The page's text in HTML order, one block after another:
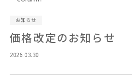
お知らせ
価格改定のお知らせ
2026.03.30